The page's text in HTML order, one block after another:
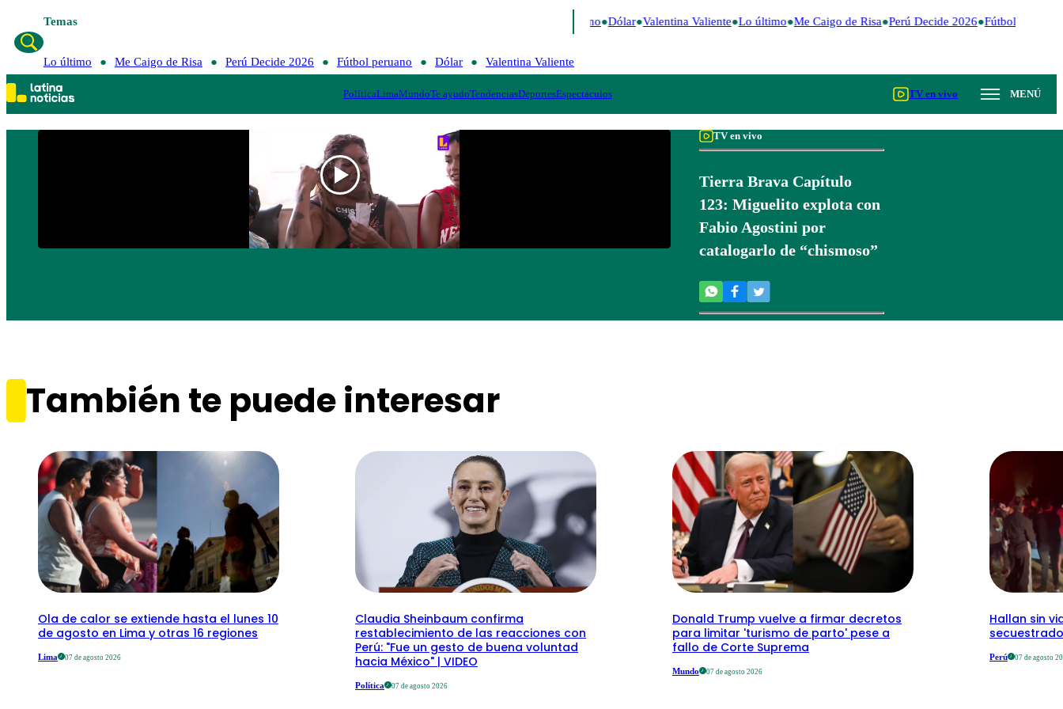
Temas Fútbol peruano Dólar Valentina Valiente Lo último Me Caigo de Risa Perú Decide 2026 Fútbol peruano
Lo último Me Caigo de Risa Perú Decide 2026 Fútbol peruano Dólar Valentina Valiente
PolíticaLimaMundoTe ayudoTendenciasDeportesEspectáculos TV en vivo MENÚ
TV en vivo
Tierra Brava Capítulo
123: Miguelito explota con
Fabio Agostini por
catalogarlo de “chismoso”
También te puede interesar
Ola de calor se extiende hasta el lunes 10
de agosto en Lima y otras 16 regiones
Lima 07 de agosto 2026
Claudia Sheinbaum confirma
restablecimiento de las reacciones con
Perú: "Fue un gesto de buena voluntad
hacia México" | VIDEO
Política 07 de agosto 2026
Donald Trump vuelve a firmar decretos
para limitar 'turismo de parto' pese a
fallo de Corte Suprema
Mundo 07 de agosto 2026
Hallan sin
secuestrado
Perú 07 de agosto